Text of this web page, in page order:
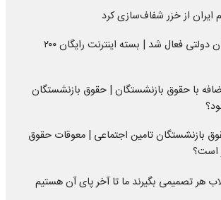
ایران از خزر شفاف‌سازی کرد
بسته اینترنت رایگان دولتی فعال شد | بسته اینترنت رایگان ۲۰۰
با حقوق بازنشستگان | حقوق بازنشستگان
بازنشستگان تامین اجتماعی | معوقات حقوق
است؟
هر تصمیمی بگیرند ما تا آخر پای آن هستیم